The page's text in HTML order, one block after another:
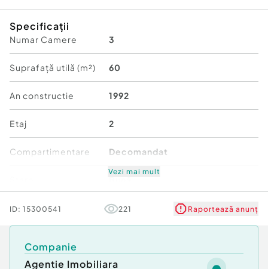
Specificații
Numar Camere 3
Suprafață utilă (m²) 60
An constructie 1992
Etaj 2
Compartimentare Decomandat
Comfort 1
Vezi mai mult
ID: 15300541 221 Raportează anunț
Companie
Agentie Imobiliara